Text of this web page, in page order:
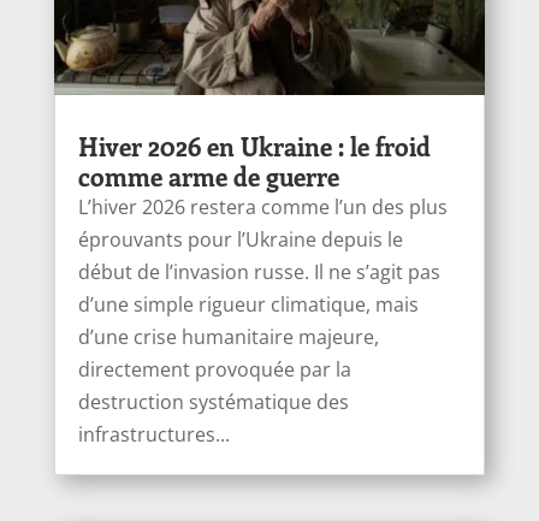
Hiver 2026 en Ukraine : le froid
comme arme de guerre
L’hiver 2026 restera comme l’un des plus
éprouvants pour l’Ukraine depuis le
début de l’invasion russe. Il ne s’agit pas
d’une simple rigueur climatique, mais
d’une crise humanitaire majeure,
directement provoquée par la
destruction systématique des
infrastructures...